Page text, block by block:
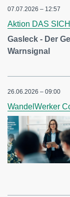
07.07.2026 – 12:57
Aktion DAS
Gasleck - Der
Warnsignal
26.06.2026 – 09:00
WandelWerker